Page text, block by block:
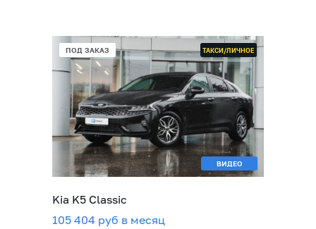
Kia K5 Classic
105 404 руб в месяц
В НАЛИЧИИ ТАКСИ/ЛИЧНОЕ
ВИДЕО
ПОД ЗАКАЗ